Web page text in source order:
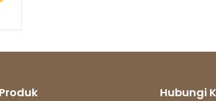
Produk Hubungi